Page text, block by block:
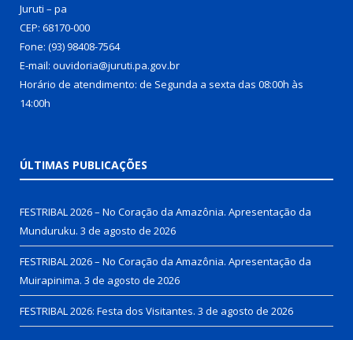
Juruti – pa
CEP: 68170-000
Fone: (93) 98408-7564
E-mail: ouvidoria@juruti.pa.gov.br
Horário de atendimento: de Segunda a sexta das 08:00h às
14:00h
ÚLTIMAS PUBLICAÇÕES
FESTRIBAL 2026 – No Coração da Amazônia. Apresentação da
Munduruku. 3 de agosto de 2026
FESTRIBAL 2026 – No Coração da Amazônia. Apresentação da
Muirapinima. 3 de agosto de 2026
FESTRIBAL 2026: Festa dos Visitantes. 3 de agosto de 2026